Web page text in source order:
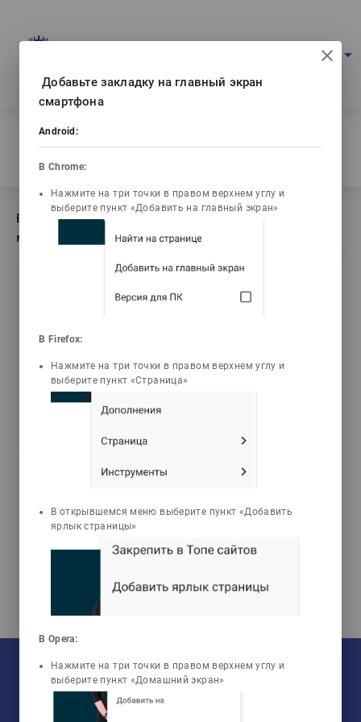
Eng arrow_drop_down
Home
/
Book description Методы напыления покрытий в
машиностроении
Book description Методы напыления покрытий в
машиностроении
Contents
library_books video_library
3d_rotation
3D Animations
emoji_objects live_help
Методы напыления
машиностроении
Мы сотрудничаем с33 университетами
У нас обучается960групп
Зарегистрировано50759 пользователей
456805 элементов
Добавьте закладку на главный экран
смартфона
Android:
В Chrome:
Нажмите на три точки в правом верхнем углу и
выберите пункт «Добавить на главный экран»
В Firefox:
Нажмите на три точки в правом верхнем углу и
выберите пункт «Страница»
В открывшемся меню выберите пункт «Добавить
ярлык страницы»
В Opera:
Нажмите на три точки в правом верхнем углу и
выберите пункт «Домашний экран»